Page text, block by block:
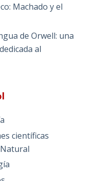
Machado y el
de Orwell: una
al
científicas